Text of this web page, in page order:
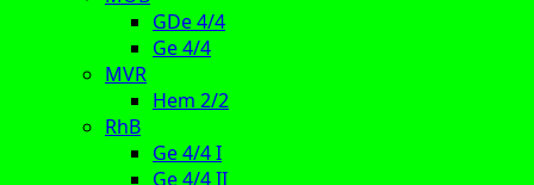
GDe 4/4
Ge 4/4
MVR
Hem 2/2
RhB
Ge 4/4 I
Ge 4/4 II